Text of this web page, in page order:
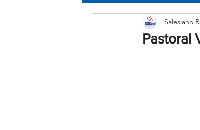
Fundamental II
Pastoral
Salesiano